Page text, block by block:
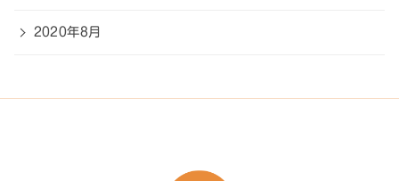
2020年8月